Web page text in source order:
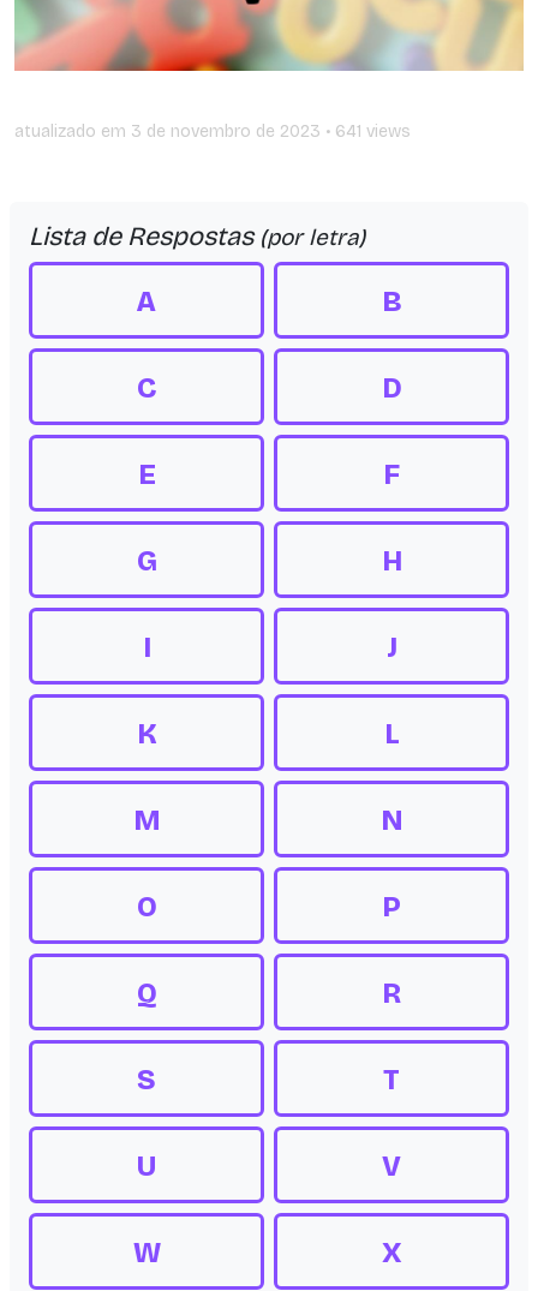
atualizado em 3 de novembro de 2023 • 641 views
Lista de Respostas (por letra)
A B
C D
E F
G H
I J
K L
M N
O P
Q R
S T
U V
W X